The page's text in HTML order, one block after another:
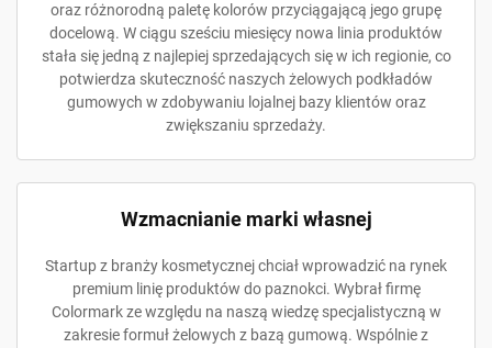
oraz różnorodną paletę kolorów przyciągającą jego grupę
docelową. W ciągu sześciu miesięcy nowa linia produktów
stała się jedną z najlepiej sprzedających się w ich regionie, co
potwierdza skuteczność naszych żelowych podkładów
gumowych w zdobywaniu lojalnej bazy klientów oraz
zwiększaniu sprzedaży.
Wzmacnianie marki własnej
Startup z branży kosmetycznej chciał wprowadzić na rynek
premium linię produktów do paznokci. Wybrał firmę
Colormark ze względu na naszą wiedzę specjalistyczną w
zakresie formuł żelowych z bazą gumową. Wspólnie z